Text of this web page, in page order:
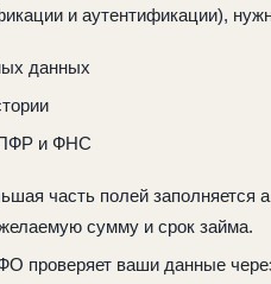
и аутентификации),
данных
ПФР и ФНС
часть полей заполняется
сумму и срок займа.
проверяет ваши данные